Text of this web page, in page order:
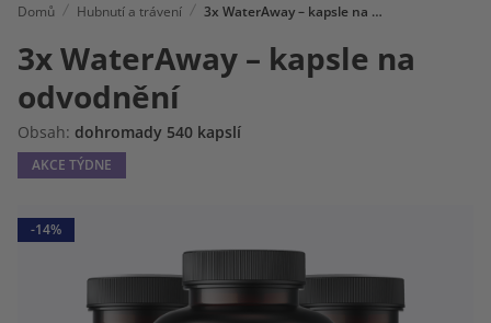
Domů Hubnutí a trávení 3x WaterAway – kapsle na odvodnění
3x WaterAway – kapsle na
odvodnění
Obsah: dohromady 540 kapslí
AKCE TÝDNE
-14%